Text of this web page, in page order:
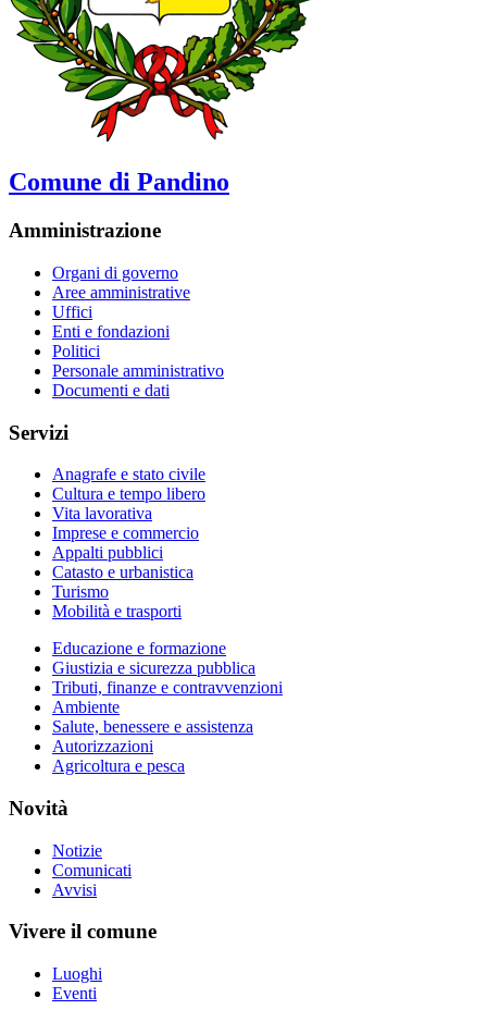
Comune di Pandino
Amministrazione
Organi di governo
Aree amministrative
Uffici
Enti e fondazioni
Politici
Personale amministrativo
Documenti e dati
Servizi
Anagrafe e stato civile
Cultura e tempo libero
Vita lavorativa
Imprese e commercio
Appalti pubblici
Catasto e urbanistica
Turismo
Mobilità e trasporti
Educazione e formazione
Giustizia e sicurezza pubblica
Tributi, finanze e contravvenzioni
Ambiente
Salute, benessere e assistenza
Autorizzazioni
Agricoltura e pesca
Novità
Notizie
Comunicati
Avvisi
Vivere il comune
Luoghi
Eventi